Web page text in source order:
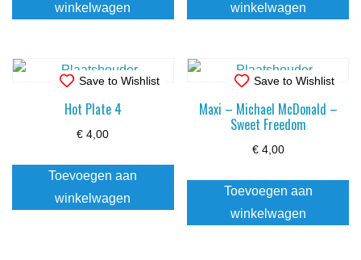
winkelwagen
winkelwagen
Save to Wishlist
Hot Plate 4
€ 4,00
Toevoegen aan
winkelwagen
Save to Wishlist
Maxi – Michael McDonald –
Sweet Freedom
€4,00
Toevoegen aan
winkelwagen